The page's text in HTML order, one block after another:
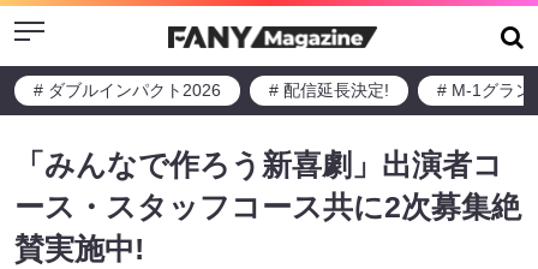
Menu
# ダブルインパクト2026 # 配信延長決定! # M-1グラン
「みんなで作ろう新喜劇」出演者コ
ース・スタッフコース共に2次募集絶
賛実施中!